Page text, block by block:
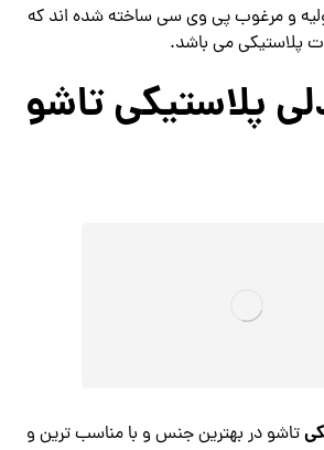
و مرغوب پی وی سی ساخته شده اند که
پلاستیکی می باشد.
پلاستیکی تاشو
تاشو در بهترین جنس و با مناسب ترین و